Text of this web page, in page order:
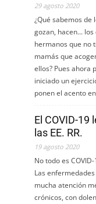
29 agosto 2020
¿Qué sabemos de
gozan, hacen...
hermanos que no
mamás que
ellos? Pues ahora
iniciado un
ponen el acento
El COVID-
las EE. RR.
19 agosto 2020
No todo es
Las
mucha atención
crónicos, con